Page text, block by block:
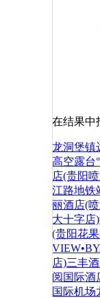
在结果中
龙洞堡镇
高空露台
店(贵阳
江路地铁
丽酒店(
大十字店)
(贵阳花
店)三丰
阅国际酒
国际机场